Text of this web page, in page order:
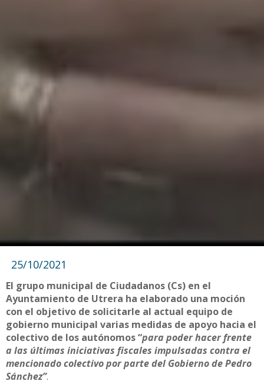
25/10/2021
El grupo municipal de Ciudadanos (Cs) en el
Ayuntamiento de Utrera ha elaborado una moción
con el objetivo de solicitarle al actual equipo de
gobierno municipal varias medidas de apoyo hacia el
colectivo de los autónomos “para poder hacer frente
a las últimas iniciativas fiscales impulsadas contra el
mencionado colectivo por parte del Gobierno de Pedro
Sánchez”.